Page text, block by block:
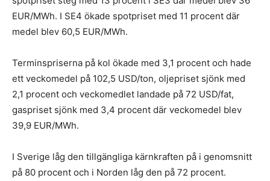
EUR/MWh. I SE4 ökade spotpriset med 11 procent där
medel blev 60,5 EUR/MWh.
Terminspriserna på kol ökade med 3,1 procent och hade
ett veckomedel på 102,5 USD/ton, oljepriset sjönk med
2,1 procent och veckomedlet landade på 72 USD/fat,
gaspriset sjönk med 3,4 procent där veckomedel blev
39,9 EUR/MWh.
I Sverige låg den tillgängliga kärnkraften på i genomsnitt
på 80 procent och i Norden låg den på 72 procent.